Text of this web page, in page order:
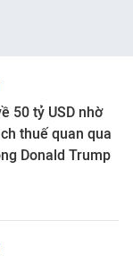
50 tỷ USD nhờ
thuế quan qua
Donald Trump